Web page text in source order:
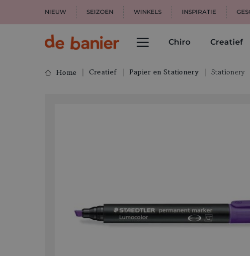
NIEUW SEIZOEN WINKELS INSPIRATIE
Chiro Creatief
Home Creatief Papier en Stationery Stationery